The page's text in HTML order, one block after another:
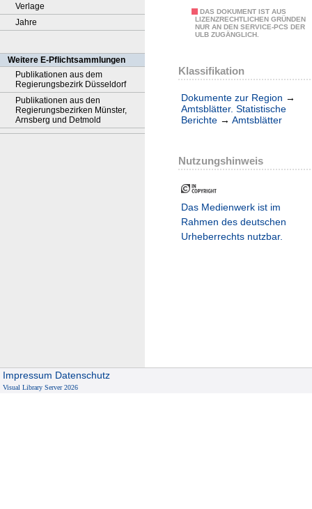
Verlage
Jahre
Weitere E-Pflichtsammlungen
Publikationen aus dem
Regierungsbezirk Düsseldorf
Publikationen aus den
Regierungsbezirken Münster,
Arnsberg und Detmold
DAS DOKUMENT IST AUS
LIZENZRECHTLICHEN GRÜNDEN
NUR AN DEN SERVICE-PCS DER
ULB ZUGÄNGLICH.
Klassifikation
Dokumente zur Region →
Amtsblätter. Statistische
Berichte → Amtsblätter
Nutzungshinweis
Das Medienwerk ist im
Rahmen des deutschen
Urheberrechts nutzbar.
Impressum Datenschutz
Visual Library Server 2026